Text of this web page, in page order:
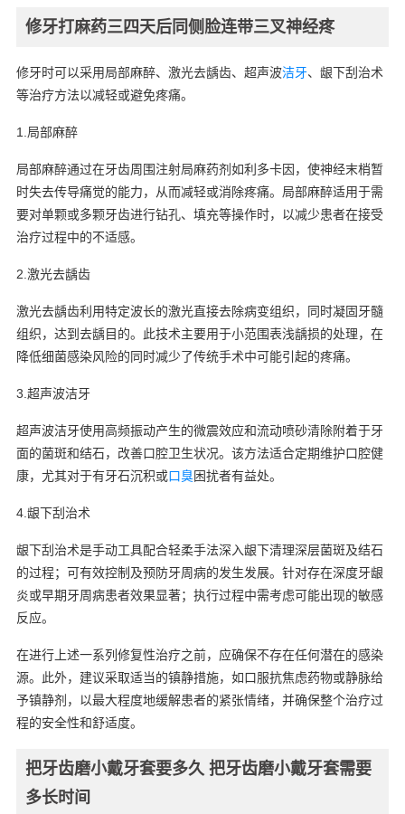
修牙打麻药三四天后同侧脸连带三叉神经疼
修牙时可以采用局部麻醉、激光去龋齿、超声波洁牙、龈下刮治术
等治疗方法以减轻或避免疼痛。
1.局部麻醉
局部麻醉通过在牙齿周围注射局麻药剂如利多卡因，使神经末梢暂
时失去传导痛觉的能力，从而减轻或消除疼痛。局部麻醉适用于需
要对单颗或多颗牙齿进行钻孔、填充等操作时，以减少患者在接受
治疗过程中的不适感。
2.激光去龋齿
激光去龋齿利用特定波长的激光直接去除病变组织，同时凝固牙髓
组织，达到去龋目的。此技术主要用于小范围表浅龋损的处理，在
降低细菌感染风险的同时减少了传统手术中可能引起的疼痛。
3.超声波洁牙
超声波洁牙使用高频振动产生的微震效应和流动喷砂清除附着于牙
面的菌斑和结石，改善口腔卫生状况。该方法适合定期维护口腔健
康，尤其对于有牙石沉积或口臭困扰者有益处。
4.龈下刮治术
龈下刮治术是手动工具配合轻柔手法深入龈下清理深层菌斑及结石
的过程；可有效控制及预防牙周病的发生发展。针对存在深度牙龈
炎或早期牙周病患者效果显著；执行过程中需考虑可能出现的敏感
反应。
在进行上述一系列修复性治疗之前，应确保不存在任何潜在的感染
源。此外，建议采取适当的镇静措施，如口服抗焦虑药物或静脉给
予镇静剂，以最大程度地缓解患者的紧张情绪，并确保整个治疗过
程的安全性和舒适度。
把牙齿磨小戴牙套要多久 把牙齿磨小戴牙套需要
多长时间